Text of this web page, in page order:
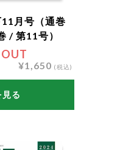
11月号（通巻
/ 第11号）
¥1,650 (税込)
る